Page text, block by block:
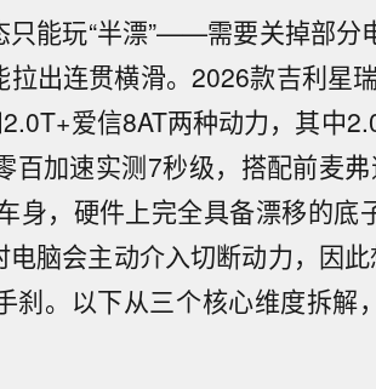
只能玩“半漂”——需要关掉部分
出连贯横滑。2026款吉利星
爱信8AT两种动力，其中
百加速实测7秒级，搭配前麦
身，硬件上完全具备漂移的底
脑会主动介入切断动力，因此
刹。以下从三个核心维度拆解